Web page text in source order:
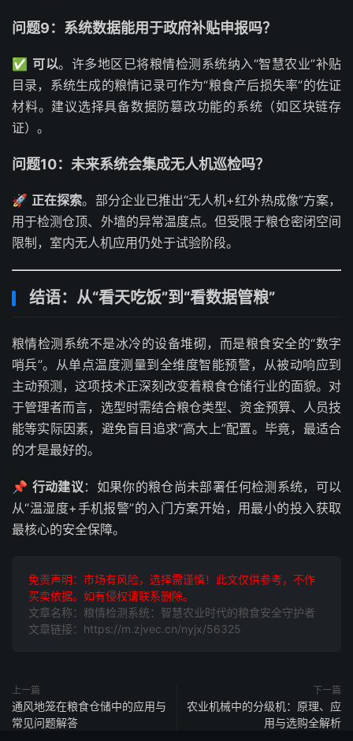
问题9：系统数据能用于政府补贴申报吗？
✅ 可以。许多地区已将粮情检测系统纳入“智慧农业”补贴
目录，系统生成的粮情记录可作为“粮食产后损失率”的佐证
材料。建议选择具备数据防篡改功能的系统（如区块链存
证）。
问题10：未来系统会集成无人机巡检吗？
🚀正在探索。部分企业已推出“无人机+红外热成像”方案，
用于检测仓顶、外墙的异常温度点。但受限于粮仓密闭空间
限制，室内无人机应用仍处于试验阶段。
结语：从“看天吃饭”到“看数据管粮”
粮情检测系统不是冰冷的设备堆砌，而是粮食安全的“数字
哨兵”。从单点温度测量到全维度智能预警，从被动响应到
主动预测，这项技术正深刻改变着粮食仓储行业的面貌。对
于管理者而言，选型时需结合粮仓类型、资金预算、人员技
能等实际因素，避免盲目追求“高大上”配置。毕竟，最适合
的才是最好的。
📌 行动建议：如果你的粮仓尚未部署任何检测系统，可以
从“温湿度+手机报警”的入门方案开始，用最小的投入获取
最核心的安全保障。
免责声明：市场有风险，选择需谨慎！此文仅供参考，不作
买卖依据。如有侵权请联系删除。
文章名称：粮情检测系统：智慧农业时代的粮食安全守护者
文章链接：https://m.zjvec.cn/nyjx/56325
上一篇
通风地笼在粮食仓储中的应用与
常见问题解答
下一篇
农业机械中的分级机：原理、应
用与选购全解析